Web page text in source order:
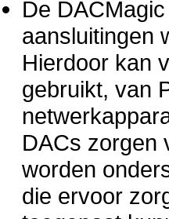
De
aansluitingen
Hierdoor kan
gebruikt, van
DACs zorgen
worden
die ervoor